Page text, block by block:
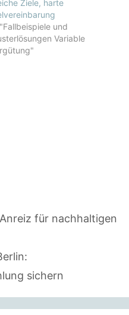
Ziele, harte
und
Variable
für nachhaltigen
sichern